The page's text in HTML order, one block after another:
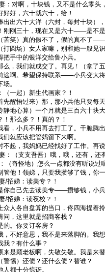
：对啊，十块钱，又不是什么零头
好好，六十就六十，给！
出出六十大洋（六封，每封十块）
刚刚三十，现在又是六十——是不
苦笑）真的假不了，假的真不了
打圆场）女人家嘛，别和她一般见
把手中的银洋交给鲁小兵。
么，我们就成交了。再见！（拿了
途啊。希望保持联系——小兵变大
场。
（一起）新生代画家？！
先醒悟过来）那，那小兵他只要每
静地心算）一个月就是三百六十
！那么多？！真的？！
看，小兵不用再去打工了。干脆腾
们就应该把管妈留下来啊。
不起，我妈妈已经找好了工作。再
：（支支吾吾）哦，哦，还有，还
（奇怪地）怎么一点都没有听说过
管他！领娣，只要我攒够了钱，你
/招娣：读美专？！
你自己先去读美专——攒够钱，小
/招娣：读夜校？！
众人各自盘算的当口，佟四海提着
问，这里就是招商客栈？
的。你要订客房？
，不好意思，我不是来落脚的。我
我？有什么事？
来是顾老板啊，失敬失敬。我是来
警惕）还债？还什么债？替谁？
人都十分惊讶。